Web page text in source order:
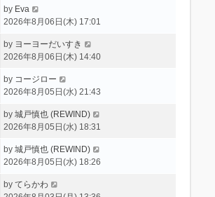
by Eva
2026年8月06日(木) 17:01
by ヨーヨーだいすき
2026年8月06日(木) 14:40
by コージロー
2026年8月05日(水) 21:43
by 城戸慎也 (REWIND)
2026年8月05日(水) 18:31
by 城戸慎也 (REWIND)
2026年8月05日(水) 18:26
by てらかわ